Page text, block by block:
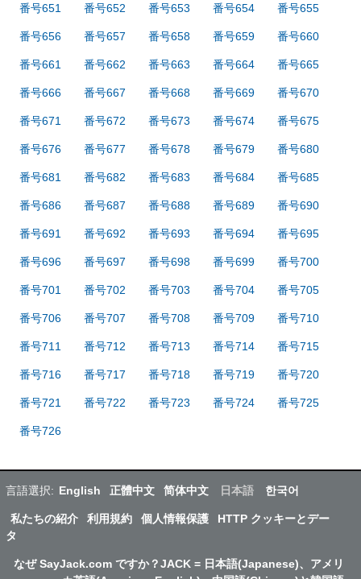
番号651 番号652 番号653 番号654 番号655
番号656 番号657 番号658 番号659 番号660
番号661 番号662 番号663 番号664 番号665
番号666 番号667 番号668 番号669 番号670
番号671 番号672 番号673 番号674 番号675
番号676 番号677 番号678 番号679 番号680
番号681 番号682 番号683 番号684 番号685
番号686 番号687 番号688 番号689 番号690
番号691 番号692 番号693 番号694 番号695
番号696 番号697 番号698 番号699 番号700
番号701 番号702 番号703 番号704 番号705
番号706 番号707 番号708 番号709 番号710
番号711 番号712 番号713 番号714 番号715
番号716 番号717 番号718 番号719 番号720
番号721 番号722 番号723 番号724 番号725
番号726
言語選択: English 正體中文 简体中文 日本語 한국어
私たちの紹介 利用規約 個人情報保護
HTTP クッキーとデー
タ
なぜ SayJack.com ですか？JACK = 日本語(Japanese)、アメリ